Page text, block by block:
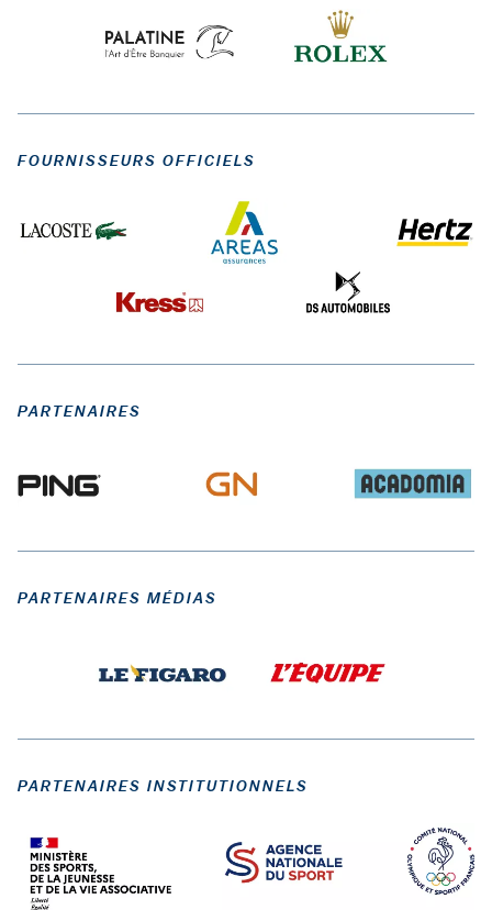
FOURNISSEURS OFFICIELS
PARTENAIRES
PARTENAIRES MÉDIAS
PARTENAIRES INSTITUTIONNELS